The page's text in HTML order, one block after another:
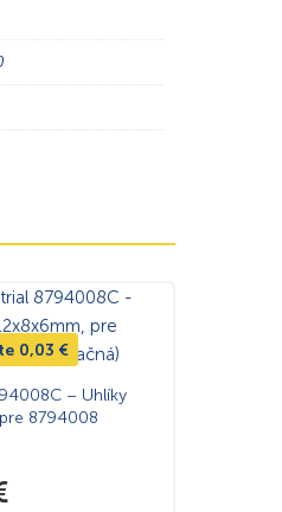
0,03 €
– Uhlíky
8794008